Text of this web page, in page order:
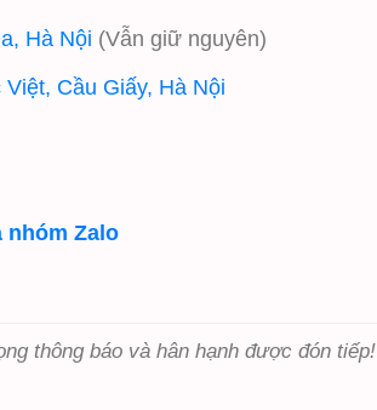
Hà Nội (Vẫn giữ nguyên)
Cầu Giấy, Hà Nội
nhóm Zalo
thông báo và hân hạnh được đón tiếp!